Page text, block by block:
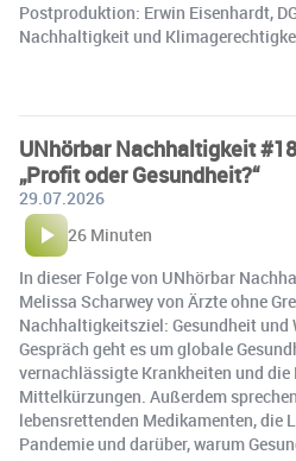
Postproduktion: Erwin Eisenhardt,
Nachhaltigkeit und
UNhörbar Nachhaltigkeit
„Profit oder Gesundheit?“
29.07.2026
26 Minuten
In dieser Folge von UNhörbar
Melissa Scharwey von Ärzte ohne
Nachhaltigkeitsziel: Gesundheit und
Gespräch geht es um globale
vernachlässigte Krankheiten und
Mittelkürzungen. Außerdem
lebensrettenden Medikamenten, die
Pandemie und darüber, warum